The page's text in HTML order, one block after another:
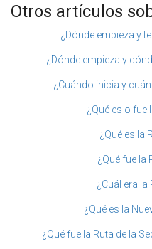
Otros artículos
¿Dónde empieza y
¿Dónde empieza y
¿Cuándo inicia y
¿Qué es o fue
¿Qué es la
¿Qué fue la
¿Cuál era la
¿Qué es la
¿Qué fue la Ruta de la